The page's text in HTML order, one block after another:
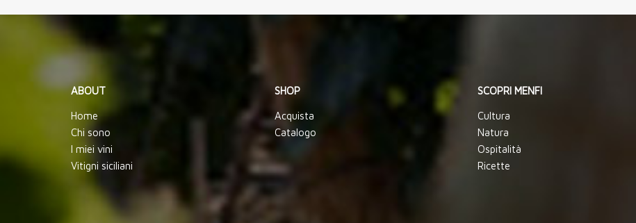
ABOUT
Home
Chi sono
I miei vini
Vitigni siciliani
SHOP
Acquista
Catalogo
SCOPRI MENFI
Cultura
Natura
Ospitalità
Ricette